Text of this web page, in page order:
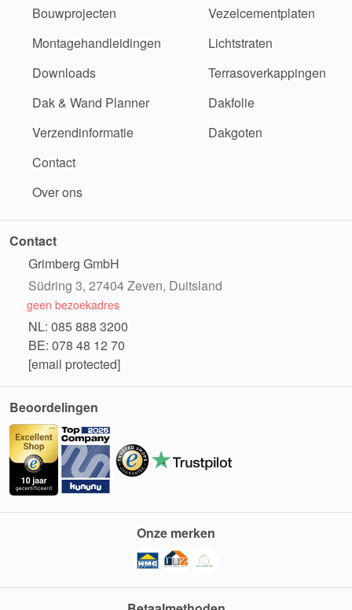
Bouwprojecten
Montagehandleidingen
Downloads
Dak & Wand Planner
Verzendinformatie
Contact
Over ons
Vezelcementplaten
Lichtstraten
Terrasoverkappingen
Dakfolie
Dakgoten
Contact
Grimberg GmbH
Südring 3, 27404 Zeven, Duitsland
geen bezoekadres
NL: 085 888 3200
BE: 078 48 12 70
[email protected]
Beoordelingen
Onze merken